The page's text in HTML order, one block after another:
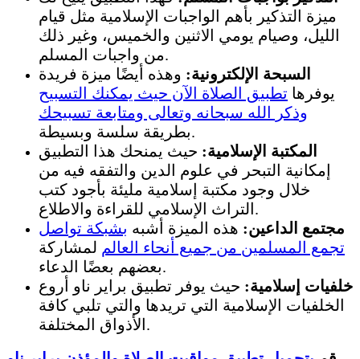
ميزة التذكير بأهم الواجبات الإسلامية مثل قيام
الليل، وصيام يومي الاثنين والخميس، وغير ذلك
من واجبات المسلم.
السبحة الإلكترونية: وهذه أيضًا ميزة فريدة
يوفرها تطبيق الصلاة الآن حيث يمكنك التسبيح
وذكر الله سبحانه وتعالى ومتابعة تسبيحك
بطريقة سلسة وبسيطة.
المكتبة الإسلامية: حيث يمنحك هذا التطبيق
إمكانية التبحر في علوم الدين والتفقه فيه من
خلال وجود مكتبة إسلامية مليئة بأجود كتب
التراث الإسلامي للقراءة والاطلاع.
مجتمع الداعين: هذه الميزة أشبه بشبكة تواصل
تجمع المسلمين من جميع أنحاء العالم لمشاركة
بعضهم بعضًا الدعاء.
خلفيات إسلامية: حيث يوفر تطبيق براير ناو أروع
الخلفيات الإسلامية التي تريدها والتي تلبي كافة
الأذواق المختلفة.